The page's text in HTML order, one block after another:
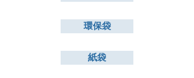
環保袋
紙袋